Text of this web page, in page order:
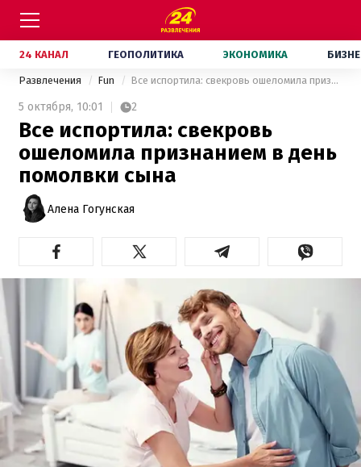
24 КАНАЛ ГЕОПОЛИТИКА ЭКОНОМИКА
Развлечения Fun Все испортила: свекровь ошеломила признанием в день помолвки сына
5 октября, 10:01 2
Все испортила: свекровь
ошеломила признанием в день
помолвки сына
Алена Гогунская